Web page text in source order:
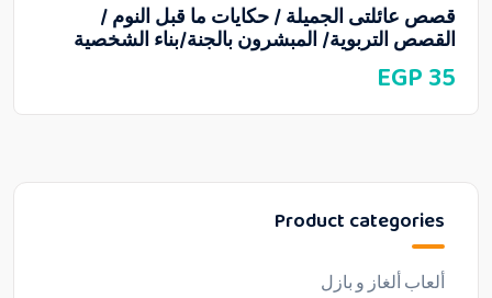
Product categories
ألعاب ألغاز و بازل
قصص عائلتى الجميلة / حكايات ما قبل النوم /
القصص التربوية/ المبشرون بالجنة/بناء الشخصية
35
EGP